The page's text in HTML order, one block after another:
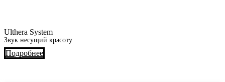
Ulthera System
Звук несущий красоту
Подробнее